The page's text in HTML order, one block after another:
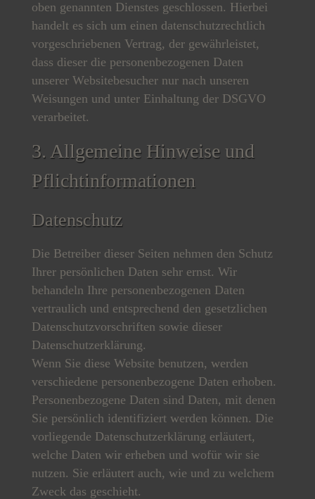
oben genannten Dienstes geschlossen. Hierbei
handelt es sich um einen datenschutzrechtlich
vorgeschriebenen Vertrag, der gewährleistet,
dass dieser die personenbezogenen Daten
unserer Websitebesucher nur nach unseren
Weisungen und unter Einhaltung der DSGVO
verarbeitet.
3. Allgemeine Hinweise und
Pflicht­informationen
Datenschutz
Die Betreiber dieser Seiten nehmen den Schutz
Ihrer persönlichen Daten sehr ernst. Wir
behandeln Ihre personenbezogenen Daten
vertraulich und entsprechend den gesetzlichen
Datenschutzvorschriften sowie dieser
Datenschutzerklärung.
Wenn Sie diese Website benutzen, werden
verschiedene personenbezogene Daten erhoben.
Personenbezogene Daten sind Daten, mit denen
Sie persönlich identifiziert werden können. Die
vorliegende Datenschutzerklärung erläutert,
welche Daten wir erheben und wofür wir sie
nutzen. Sie erläutert auch, wie und zu welchem
Zweck das geschieht.